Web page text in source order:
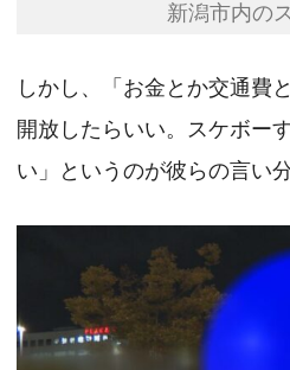
新潟市内の
しかし、「お金とか交通費
開放したらいい。スケボー
い」というのが彼らの言い分